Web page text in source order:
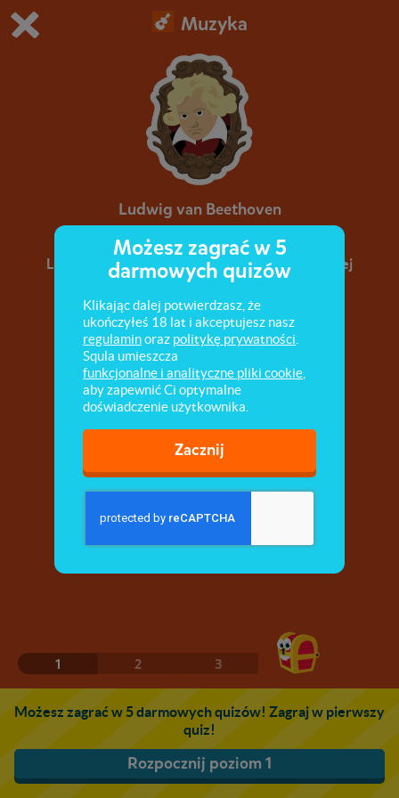
Grasz w wersję demonstracyjną Squli
Kup teraz!
0 1
Muzyka
Ludwig van Beethoven
Ludwig van Beethoven - życiorys, twórczość i jej
okresy, najważniejsze dzieła.
1 2 3
Możesz zagrać w 5 darmowych quizów! Zagraj w pierwszy
quiz!
Rozpocznij poziom 1
Możesz zagrać w 5
darmowych quizów
Klikając dalej potwierdzasz, że
ukończyłeś 18 lat i akceptujesz nasz
regulaminoraz politykę prywatności
Squla umieszcza
funkcjonalne i analityczne pliki cookie
aby zapewnić Ci optymalne
doświadczenie użytkownika.
Zacznij